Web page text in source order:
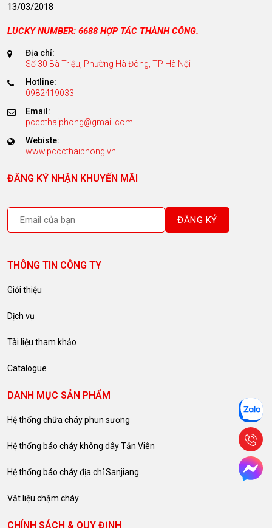
13/03/2018
LUCKY NUMBER: 6688 HỢP TÁC THÀNH CÔNG.
Địa chỉ:
Số 30 Bà Triệu, Phường Hà Đông, TP Hà Nội
Hotline:
0982419033
Email:
pcccthaiphong@gmail.com
Webiste:
www.pcccthaiphong.vn
ĐĂNG KÝ NHẬN KHUYẾN MÃI
THÔNG TIN CÔNG TY
Giới thiệu
Dịch vụ
Tài liệu tham khảo
Catalogue
DANH MỤC SẢN PHẨM
Hệ thống chữa cháy phun sương
Hệ thống báo cháy không dây Tản Viên
Hệ thống báo cháy địa chỉ Sanjiang
Vật liệu chậm cháy
CHÍNH SÁCH & QUY ĐỊNH